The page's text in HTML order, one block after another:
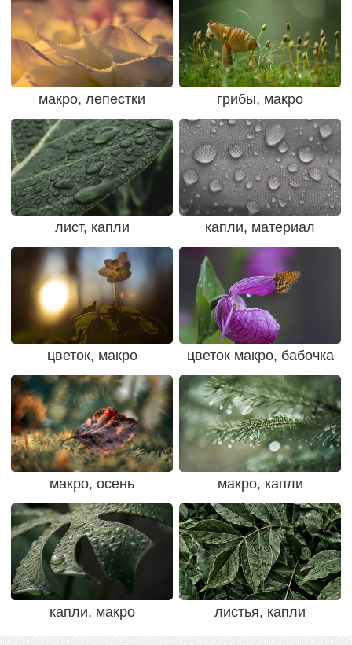
макро, лепестки грибы, макро
лист, капли капли, материал
цветок, макро цветок макро, бабочка
макро, осень макро, капли
капли, макро листья, капли